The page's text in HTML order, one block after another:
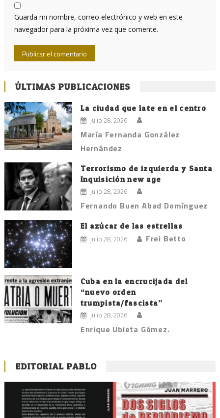
Guarda mi nombre, correo electrónico y web en este
navegador para la próxima vez que comente.
ÚLTIMAS PUBLICACIONES
La ciudad que late en el centro
julio 28, 2026
María Fernanda González
Hernández
Terrorismo de izquierda y Santa
Inquisición new age
julio 28, 2026
Fernando Buen Abad Domínguez
El azúcar de las estrellas
julio 28, 2026 Frei Betto
Cuba en la encrucijada del
“nuevo orden
trumpista/fascista”
julio 28, 2026
Enrique Ubieta Gómez.
EDITORIAL PABLO